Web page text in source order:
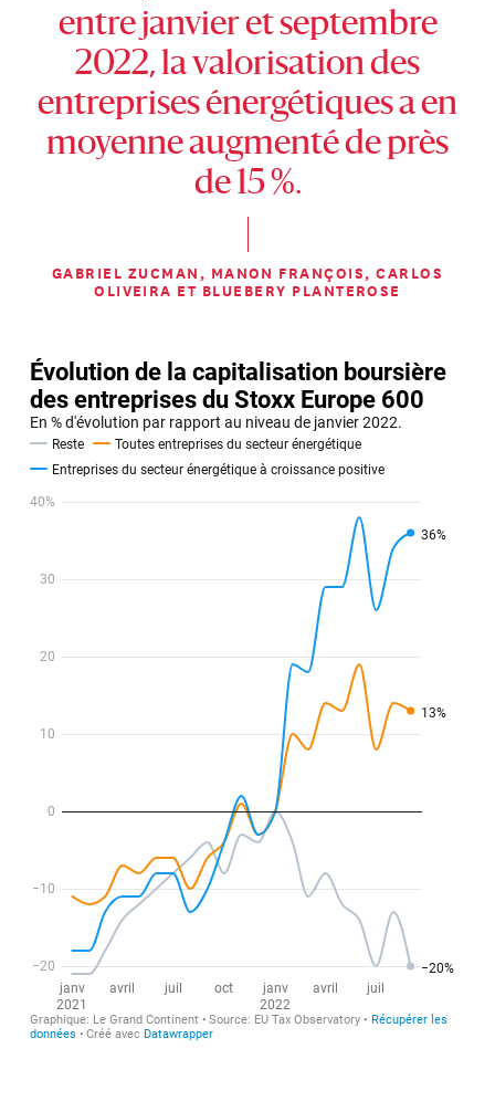
entre janvier et septembre
2022, la valorisation des
entreprises énergétiques a en
moyenne augmenté de près
de 15 %.
GABRIEL ZUCMAN, MANON FRANÇOIS, CARLOS
OLIVEIRA ET BLUEBERY PLANTEROSE